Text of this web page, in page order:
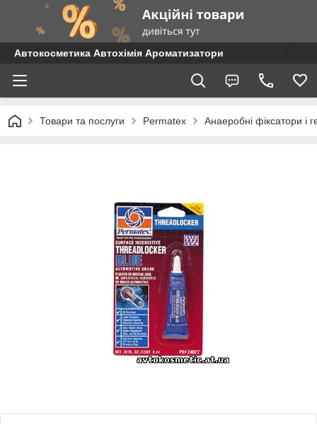
Автокосметика Автохімія Ароматизатори
Товари та послуги Permatex Анаеробні фіксатори і